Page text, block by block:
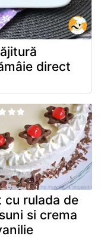
direct
cu rulada de
si crema